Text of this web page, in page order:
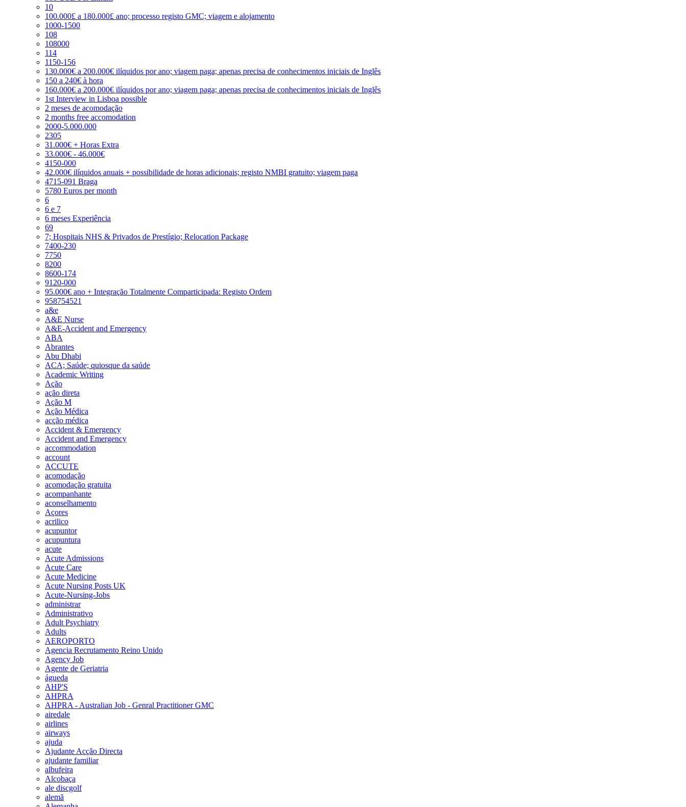
10
100.000£ a 180.000£ ano; processo registo GMC; viagem e alojamento
1000-1500
108
108000
114
1150-156
130.000€ a 200.000€ ilíquidos por ano; viagem paga; apenas precisa de conhecimentos iniciais de Inglês
150 a 240€ à hora
160.000€ a 200.000€ ilíquidos por ano; viagem paga; apenas precisa de conhecimentos iniciais de Inglês
1st Interview in Lisboa possible
2 meses de acomodação
2 months free accomodation
2000-5.000.000
2305
31.000€ + Horas Extra
33.000€ - 46.000€
4150-000
42.000€ ilíquidos anuais + possibilidade de horas adicionais; registo NMBI gratuito; viagem paga
4715-091 Braga
5780 Euros per month
6
6 e 7
6 meses Experiência
69
7; Hospitais NHS & Privados de Prestígio; Relocation Package
7400-230
7750
8200
8600-174
9120-000
95.000€ ano + Integração Totalmente Comparticipada: Registo Ordem
958754521
a&e
A&E Nurse
A&E-Accident and Emergency
ABA
Abrantes
Abu Dhabi
ACA; Saúde; quiosque da saúde
Academic Writing
Ação
ação direta
Ação M
Ação Médica
acção médica
Accident & Emergency
Accident and Emergency
accommodation
account
ACCUTE
acomodação
acomodação gratuita
acompanhante
aconselhamento
Açores
acrilico
acupuntor
acupuntura
acute
Acute Admissions
Acute Care
Acute Medicine
Acute Nursing Posts UK
Acute-Nursing-Jobs
administrar
Administrativo
Adult Psychiatry
Adults
AEROPORTO
Agencia Recrutamento Reino Unido
Agency Job
Agente de Geriatria
águeda
AHP'S
AHPRA
AHPRA - Australian Job - Genral Practitioner GMC
airedale
airlines
airways
ajuda
Ajudante Acção Directa
ajudante familiar
albufeira
Alcobaça
ale discgolf
alemã